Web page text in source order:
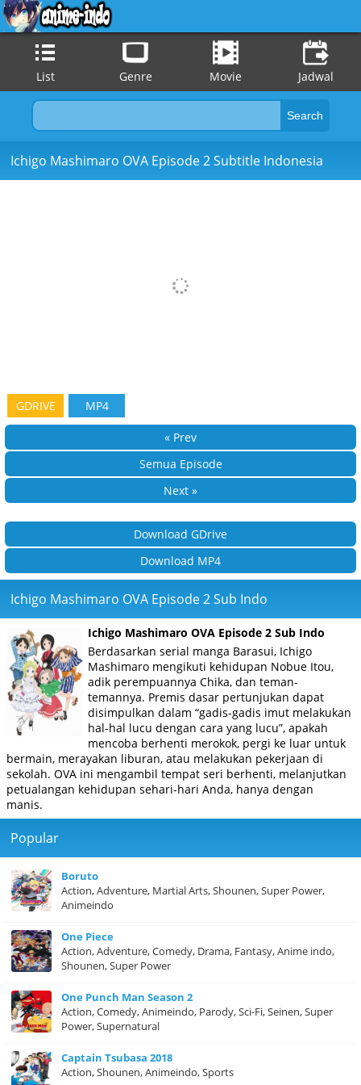
List Genre Movie Jadwal
Ichigo Mashimaro OVA Episode 2 Subtitle Indonesia
GDRIVE MP4
« Prev
Semua Episode
Next »
Download GDrive
Download MP4
Ichigo Mashimaro OVA Episode 2 Sub Indo
Ichigo Mashimaro OVA Episode 2 Sub Indo
Berdasarkan serial manga Barasui, Ichigo
Mashimaro mengikuti kehidupan Nobue Itou,
adik perempuannya Chika, dan teman-
temannya. Premis dasar pertunjukan dapat
disimpulkan dalam “gadis-gadis imut melakukan
hal-hal lucu dengan cara yang lucu”, apakah
mencoba berhenti merokok, pergi ke luar untuk
bermain, merayakan liburan, atau melakukan pekerjaan di
sekolah. OVA ini mengambil tempat seri berhenti, melanjutkan
petualangan kehidupan sehari-hari Anda, hanya dengan
manis.
Popular
Boruto
Action, Adventure, Martial Arts, Shounen, Super Power,
Animeindo
One Piece
Action, Adventure, Comedy, Drama, Fantasy, Anime indo,
Shounen, Super Power
One Punch Man Season 2
Action, Comedy, Animeindo, Parody, Sci-Fi, Seinen, Super
Power, Supernatural
Captain Tsubasa 2018
Action, Shounen, Animeindo, Sports